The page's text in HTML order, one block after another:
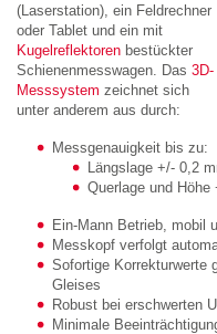
(Laserstation), ein Feldrechner
oder Tablet und ein mit
Kugelreflektoren bestückter
Schienenmesswagen. Das 3D-
Messsystem zeichnet sich
unter anderem aus durch:
Messgenauigkeit bis zu:
Längslage +/- 0,2
Querlage und Höhe
Ein-Mann Betrieb, mobil
Messkopf verfolgt
Sofortige Korrekturwerte
Gleises
Robust bei erschwerten
Minimale